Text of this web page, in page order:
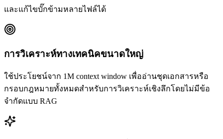
และแก้ไขบั๊กข้ามหลายไฟล์ได้
การวิเคราะห์ทางเทคนิคขนาดใหญ่
ใช้ประโยชน์จาก 1M context window เพื่ออ่านชุดเอกสารหรือ
กรอบกฎหมายทั้งหมดสำหรับการวิเคราะห์เชิงลึกโดยไม่มีข้อ
จำกัดแบบ RAG